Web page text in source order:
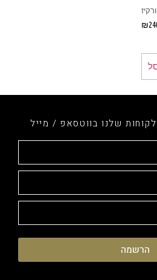
שלנו בווטסאפ / מייל